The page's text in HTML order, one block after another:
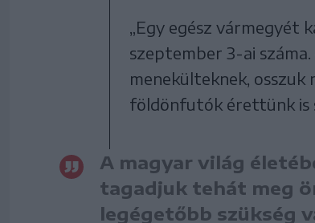
„Egy egész vármegyét
szeptember 3-ai
menekülteknek, osszuk
földönfutók érettünk is
A magyar világ
tagadjuk tehát meg
legégetőbb szükség